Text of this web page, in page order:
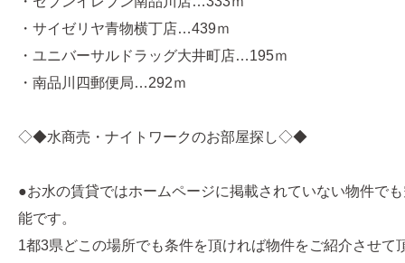
・サイゼリヤ青物横丁店…439ｍ
・ユニバーサルドラッグ大井町店…195ｍ
・南品川四郵便局…292ｍ
◇◆水商売・ナイトワークのお部屋探し◇◆
●お水の賃貸ではホームページに掲載されていない物件で
能です。
1都3県どこの場所でも条件を頂ければ物件をご紹介させて